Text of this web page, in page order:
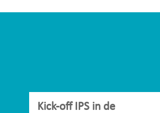
Kick-off IPS in de